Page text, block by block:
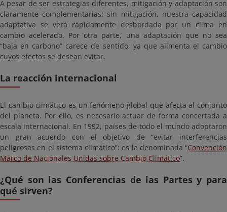
A pesar de ser estrategias diferentes, mitigación y adaptación son
claramente complementarias: sin mitigación, nuestra capacidad
adaptativa se verá rápidamente desbordada por un clima en
cambio acelerado. Por otra parte, una adaptación que no sea
“baja en carbono” carece de sentido, ya que alimenta el cambio
cuyos efectos se desean evitar.
La reacción internacional
El cambio climático es un fenómeno global que afecta al conjunto
del planeta. Por ello, es necesario actuar de forma concertada a
escala internacional. En 1992, países de todo el mundo adoptaron
un gran acuerdo con el objetivo de “evitar interferencias
peligrosas en el sistema climático”: es la denominada “Convención
Marco de Nacionales Unidas sobre Cambio Climático”.
¿Qué son las Conferencias de las Partes y para
qué sirven?